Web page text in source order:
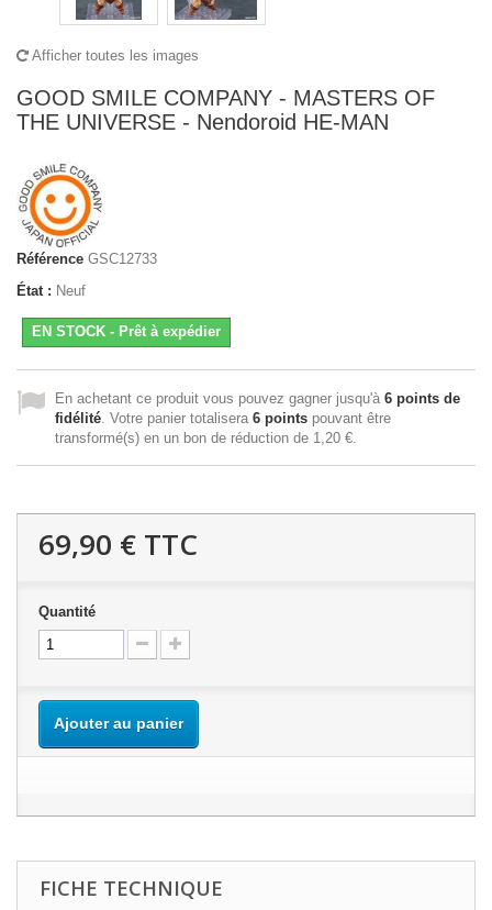
Afficher toutes les images
GOOD SMILE COMPANY - MASTERS OF
THE UNIVERSE - Nendoroid HE-MAN
Référence GSC12733
État : Neuf
EN STOCK - Prêt à expédier
En achetant ce produit vous pouvez gagner jusqu'à 6 points de
fidélité . Votre panier totalisera 6 points pouvant être
transformé(s) en un bon de réduction de 1,20 €
69,90 € TTC
Quantité
Ajouter au panier
FICHE TECHNIQUE